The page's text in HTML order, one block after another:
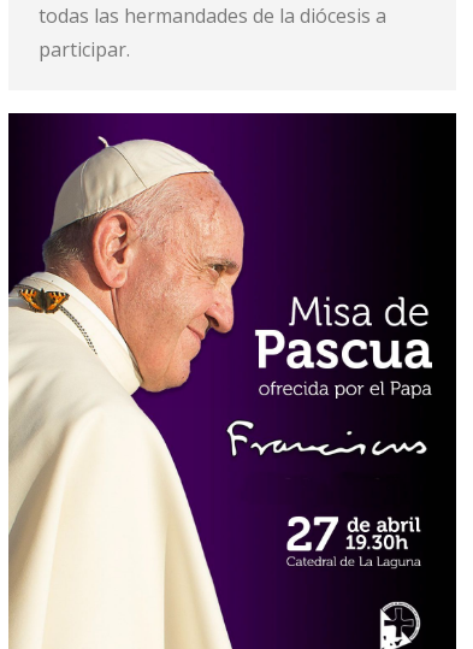
todas las hermandades de la diócesis a
participar.